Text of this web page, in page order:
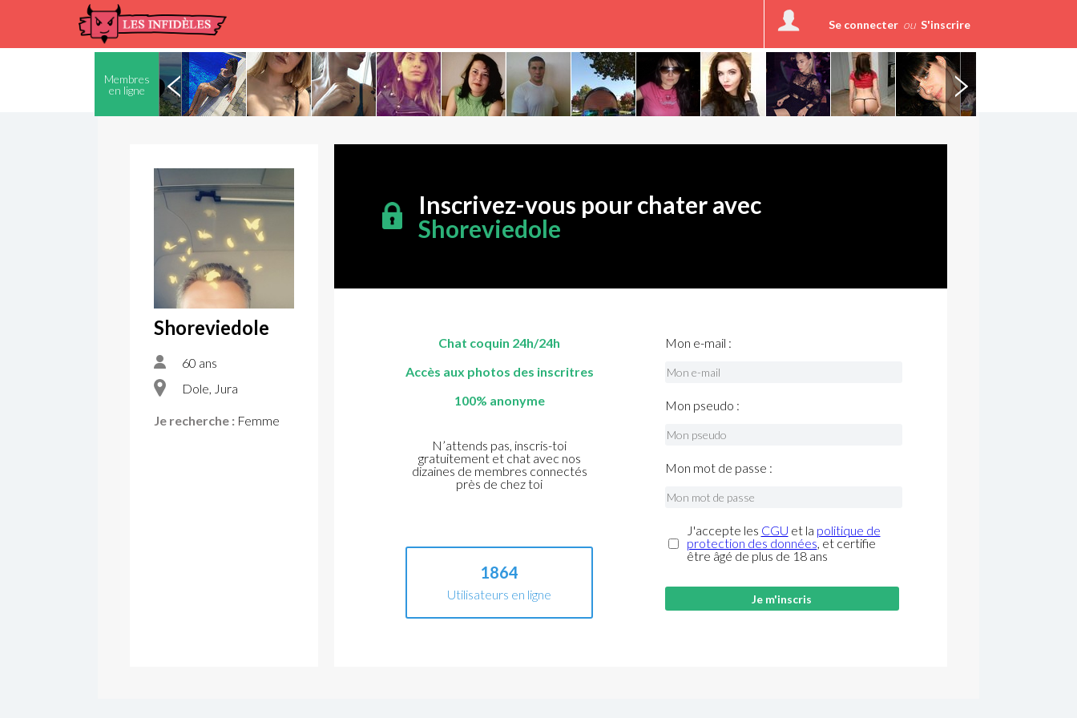
Se connecter ou S'inscrire
Membres
en ligne
Shoreviedole
60 ans
Dole, Jura
Je recherche : Femme
Inscrivez-vous pour chater avec
Shoreviedole
Chat coquin 24h/24h
Accès aux photos des inscritres
100% anonyme
N’attends pas, inscris-toi
gratuitement et chat avec nos
dizaines de membres connectés
près de chez toi
1864
Utilisateurs en ligne
Mon e-mail :
Mon pseudo :
Mon mot de passe :
J'accepte les CGU et la politique de
protection des données, et certifie
être âgé de plus de 18 ans